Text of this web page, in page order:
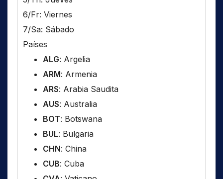
6/Fr: Viernes
7/Sa: Sábado
Países
ALG: Argelia
ARM: Armenia
ARS: Arabia Saudita
AUS: Australia
BOT: Botswana
BUL: Bulgaria
CHN: China
CUB: Cuba